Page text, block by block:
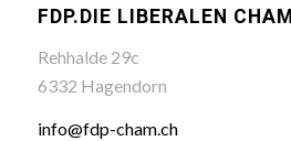
FDP.DIE LIBERALEN CHAM
Rehhalde 29c
6332 Hagendorn
info@fdp-cham.ch